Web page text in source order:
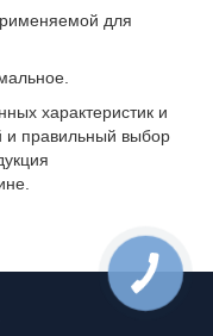
для
характеристик и
и правильный выбор